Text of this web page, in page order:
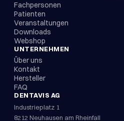
Fachpersonen
Patienten
Veranstaltungen
Downloads
Webshop
UNTERNEHMEN
Über uns
Kontakt
Hersteller
FAQ
DENTAVIS AG
Industrieplatz 1
8212 Neuhausen am Rheinfall